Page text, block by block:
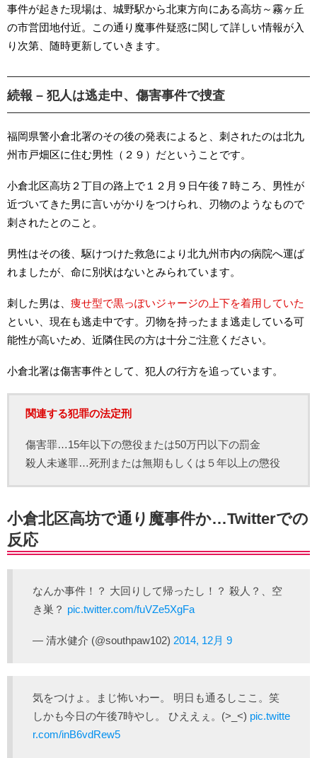
事件が起きた現場は、城野駅から北東方向にある高坊～霧ヶ丘
の市営団地付近。この通り魔事件疑惑に関して詳しい情報が入
り次第、随時更新していきます。
続報 – 犯人は逃走中、傷害事件で捜査
福岡県警小倉北署のその後の発表によると、刺されたのは北九
州市戸畑区に住む男性（２９）だということです。
小倉北区高坊２丁目の路上で１２月９日午後７時ころ、男性が
近づいてきた男に言いがかりをつけられ、刃物のようなもので
刺されたとのこと。
男性はその後、駆けつけた救急により北九州市内の病院へ運ば
れましたが、命に別状はないとみられています。
刺した男は、 痩せ型で黒っぽいジャージの上下を着用していた
といい、現在も逃走中です。刃物を持ったまま逃走している可
能性が高いため、近隣住民の方は十分ご注意ください。
小倉北署は傷害事件として、犯人の行方を追っています。
関連する犯罪の法定刑
傷害罪…15年以下の懲役または50万円以下の罰金
殺人未遂罪…死刑または無期もしくは５年以上の懲役
小倉北区高坊で通り魔事件か…Twitterでの
反応
なんか事件！？ 大回りして帰ったし！？ 殺人？、空
き巣？ pic.twitter.com/fuVZe5XgFa
— 清水健介 (@southpaw102) 2014, 12月 9
気をつけょ。まじ怖いわー。 明日も通るしここ。笑
しかも今日の午後7時やし。 ひええぇ。(>_<) pic.twitte
r.com/inB6vdRew5